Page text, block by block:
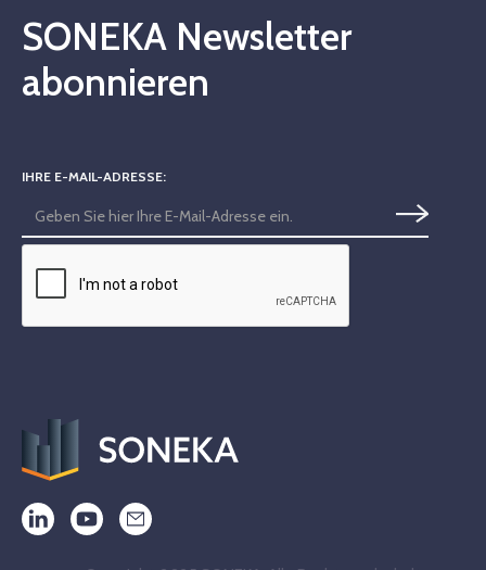
SONEKA Newsletter
abonnieren
IHRE E-MAIL-ADRESSE: